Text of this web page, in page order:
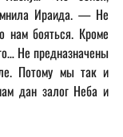
Ираида. — Не
нам бояться. Кроме
Не предназначены
Потому мы так и
дан залог Неба и